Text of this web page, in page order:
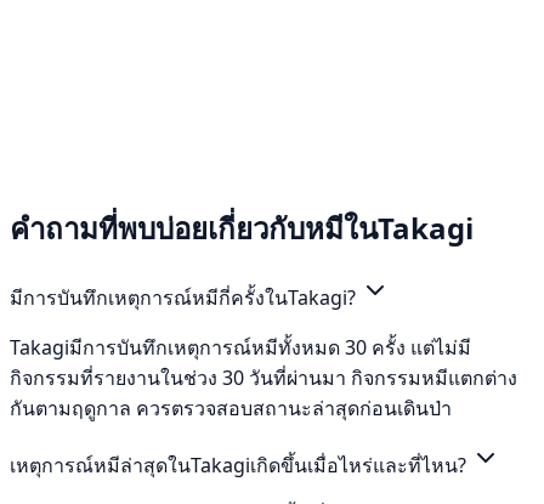
คำถามที่พบบ่อยเกี่ยวกับหมีในTakagi
มีการบันทึกเหตุการณ์หมีกี่ครั้งในTakagi?
Takagiมีการบันทึกเหตุการณ์หมีทั้งหมด 30 ครั้ง แต่ไม่มี
กิจกรรมที่รายงานในช่วง 30 วันที่ผ่านมา กิจกรรมหมีแตกต่าง
กันตามฤดูกาล ควรตรวจสอบสถานะล่าสุดก่อนเดินป่า
เหตุการณ์หมีล่าสุดในTakagiเกิดขึ้นเมื่อไหร่และที่ไหน?